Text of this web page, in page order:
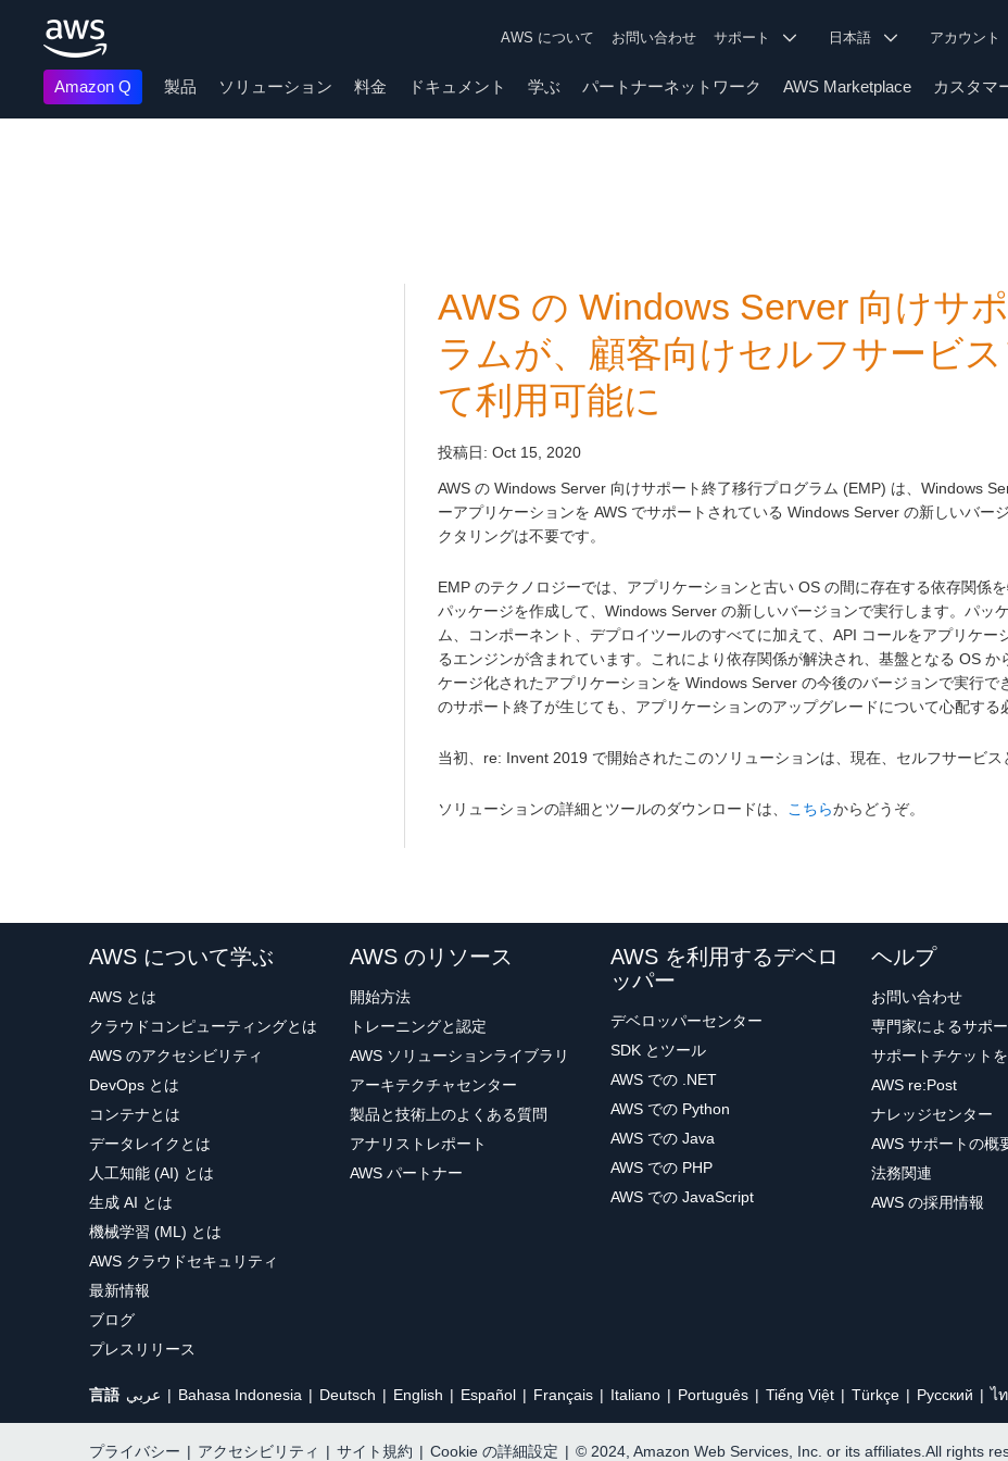
AWS について お問い合わせ サポート 日本語 アカウン
Amazon Q 製品 ソリューション 料金 ドキュメント 学ぶ パートナーネットワーク AWS Marketplace カスタマ
AWS の Windows Server 向けサ
ラムが、顧客向けセルフサービ
て利用可能に
投稿日: Oct 15, 2020
AWS の Windows Server 向けサポート終了移行プログラム (EMP) は、Windows
ーアプリケーションを AWS でサポートされている Windows Server の新しいバー
クタリングは不要です。
EMP のテクノロジーでは、アプリケーションと古い OS の間に存在する依存関係
パッケージを作成して、Windows Server の新しいバージョンで実行します。パッ
ム、コンポーネント、デプロイツールのすべてに加えて、API コールをアプリケ
るエンジンが含まれています。これにより依存関係が解決され、基盤となる OS
ケージ化されたアプリケーションを Windows Server の今後のバージョンで実行
のサポート終了が生じても、アプリケーションのアップグレードについて心配する
当初、re: Invent 2019 で開始されたこのソリューションは、現在、セルフサービス
ソリューションの詳細とツールのダウンロードは、 こちらからどうぞ。
AWS について学ぶ
AWS とは
クラウドコンピューティングとは
AWS のアクセシビリティ
DevOps とは
コンテナとは
データレイクとは
人工知能 (AI) とは
生成 AI とは
機械学習 (ML) とは
AWS クラウドセキュリティ
最新情報
ブログ
プレスリリース
AWS のリソース
開始方法
トレーニングと認定
AWS ソリューションライブラリ
アーキテクチャセンター
製品と技術上のよくある質問
アナリストレポート
AWS パートナー
AWS を利用するデベロ
ッパー
デベロッパーセンター
SDK とツール
AWS での .NET
AWS での Python
AWS での Java
AWS での PHP
AWS での JavaScript
ヘルプ
お問い合わせ
専門家によるサポ
サポートチケット
AWS re:Post
ナレッジセンター
AWS サポートの概
法務関連
AWS の採用情報
言語 عربي Bahasa Indonesia Deutsch English Español Français Italiano Português Tiếng Việt Türkçe Ρусский ไ
プライバシー | アクセシビリティ | サイト規約 | Cookie の詳細設定 | © 2024, Amazon Web Services, Inc. or its affiliates.All rights